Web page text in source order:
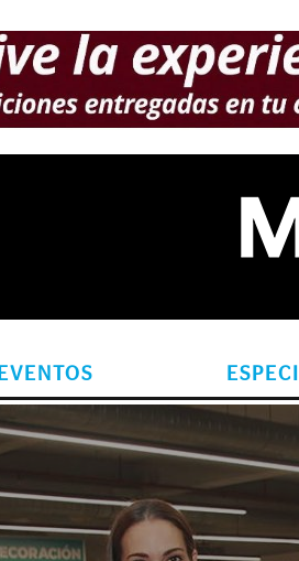
EVENTOS